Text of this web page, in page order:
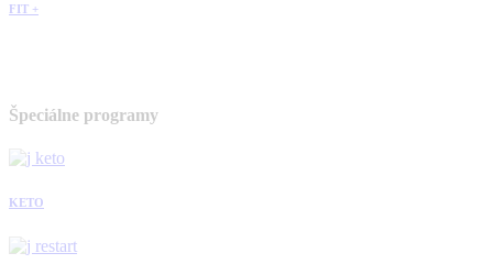
FIT +
Špeciálne programy
KETO